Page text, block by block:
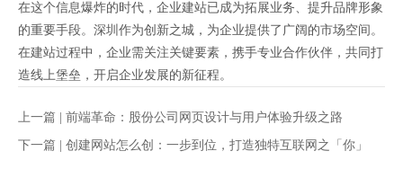
在这个信息爆炸的时代，企业建站已成为拓展业务、提升品牌形象
的重要手段。深圳作为创新之城，为企业提供了广阔的市场空间。
在建站过程中，企业需关注关键要素，携手专业合作伙伴，共同打
造线上堡垒，开启企业发展的新征程。
上一篇 | 前端革命：股份公司网页设计与用户体验升级之路
下一篇 | 创建网站怎么创：一步到位，打造独特互联网之「你」